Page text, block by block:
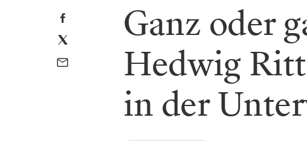
Ganz oder
Hedwig
in der